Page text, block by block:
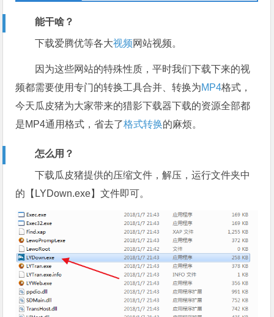
能干啥？
下载爱腾优等各大视频网站视频。
因为这些网站的特殊性质，平时我们下载下来的视
频都需要使用专门的转换工具合并、转换为MP4格式，
今天瓜皮猪为大家带来的猎影下载器下载的资源全部都
是MP4通用格式，省去了格式转换的麻烦。
怎么用？
下载瓜皮猪提供的压缩文件，解压，运行文件夹中
的【LYDown.exe】文件即可。